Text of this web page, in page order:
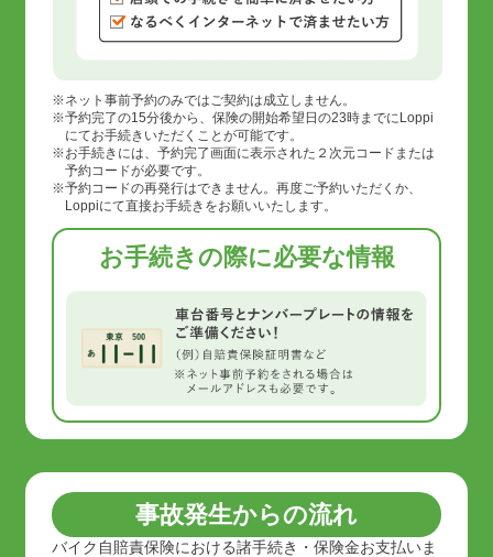
ネット事前予約のみではご契約は成立しません。
予約完了の15分後から、保険の開始希望日の23時までにLoppi
にてお手続きいただくことが可能です。
お手続きには、予約完了画面に表示された２次元コードまたは
予約コードが必要です。
予約コードの再発行はできません。再度ご予約いただくか、
Loppiにて直接お手続きをお願いいたします。
お手続きの際に必要な情報
事故発生からの流れ
バイク自賠責保険における諸手続き・保険金お支払いま